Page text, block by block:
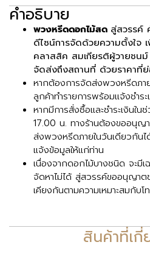
คำอธิบาย
พวงหรีดดอกไม้สด สู่สวรรค์
ดีไซน์การจัดด้วยความตั้งใจ
คลาสสิค สมเกียรติผู้วายชน
จัดส่งถึงสถานที่ ด้วยราคาที่ย่
หากต้องการจัดส่งพวงหรีดภา
ลูกค้าทำรายการพร้อมแจ้งชำร
หากมีการสั่งซื้อและชำระเงินใ
17.00 น. ทางร้านต้องขออนุญ
ส่งพวงหรีดภายในวันเดียวกัน
แจ้งข้อมูลให้แก่ท่าน
เนื่องจากดอกไม้บางชนิด จะมี
จัดหาไม่ได้ สู่สวรรค์ขออนุญา
เคียงกันตามความเหมาะสมกับ
สินค้าที่เ